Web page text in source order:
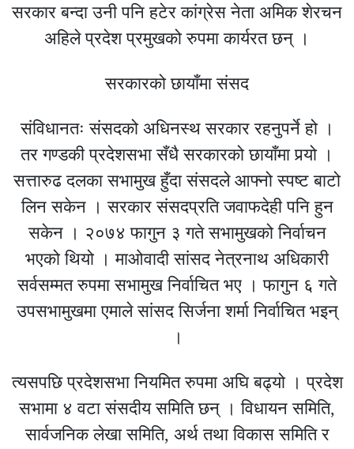
सरकार बन्दा उनी पनि हटेर कांग्रेस नेता अमिक शेरचन
अहिले प्रदेश प्रमुखको रुपमा कार्यरत छन् ।
सरकारको छायाँमा संसद
संविधानतः संसदको अधिनस्थ सरकार रहनुपर्ने हो ।
तर गण्डकी प्रदेशसभा सँधै सरकारको छायाँमा पर्‍यो ।
सत्तारुढ दलका सभामुख हुँदा संसदले आफ्नो स्पष्ट बाटो
लिन सकेन । सरकार संसदप्रति जवाफदेही पनि हुन
सकेन । २०७४ फागुन ३ गते सभामुखको निर्वाचन
भएको थियो । माओवादी सांसद नेत्रनाथ अधिकारी
सर्वसम्मत रुपमा सभामुख निर्वाचित भए । फागुन ६ गते
उपसभामुखमा एमाले सांसद सिर्जना शर्मा निर्वाचित भइन्
।
त्यसपछि प्रदेशसभा नियमित रुपमा अघि बढ्यो । प्रदेश
सभामा ४ वटा संसदीय समिति छन् । विधायन समिति,
सार्वजनिक लेखा समिति, अर्थ तथा विकास समिति र